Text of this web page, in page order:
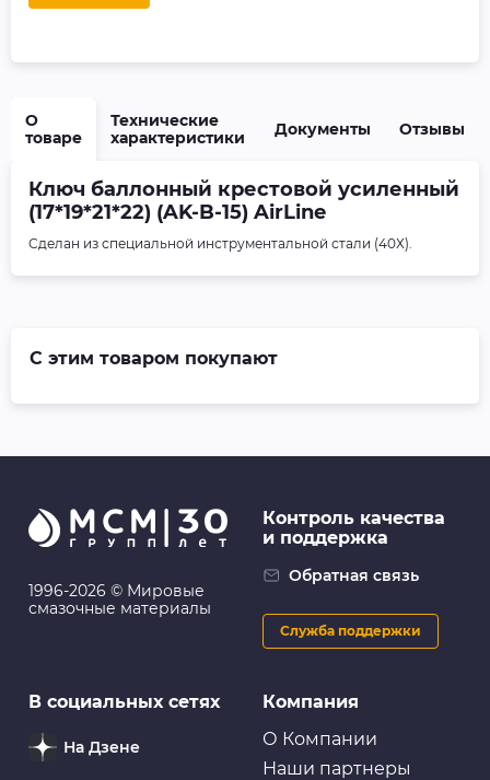
О
товаре
Технические
характеристики
Документы Отзывы
Ключ баллонный крестовой усиленный
(17*19*21*22) (AK-B-15) AirLine
Сделан из специальной инструментальной стали (40Х).
С этим товаром покупают
1996-2026 © Мировые
смазочные материалы
Компания
О Компании
Наши партнеры
Контроль качества
и поддержка
Обратная связь
Служба поддержки
В социальных сетях
На Дзене